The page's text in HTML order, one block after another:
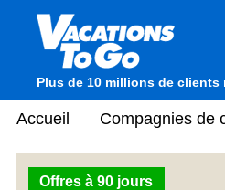
Plus de 10 millions de clients
Accueil Compagnies de
Offres à 90 jours